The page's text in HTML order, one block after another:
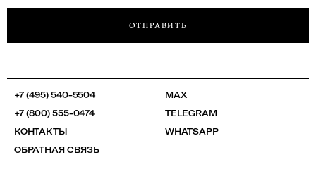
ОТПРАВИТЬ
+7 (495) 540-5504
+7 (800) 555-0474
КОНТАКТЫ
ОБРАТНАЯ СВЯЗЬ
MAX
TELEGRAM
WHATSAPP